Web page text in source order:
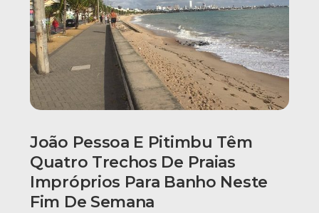
João Pessoa E Pitimbu Têm
Quatro Trechos De Praias
Impróprios Para Banho Neste
Fim De Semana